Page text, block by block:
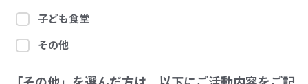
子ども食堂
その他